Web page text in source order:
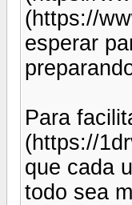
(https://
esperar
Para
(https://
que cada
todo sea